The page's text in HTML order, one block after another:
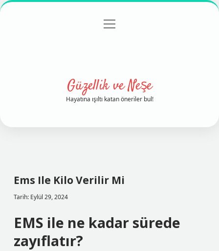
Gizlilik Politikası
menüyü
Güzellik ve Neşe
Hayatına ışıltı katan öneriler bul!
Ems Ile Kilo Verilir Mi
Tarih: Eylül 29, 2024
EMS ile ne kadar sürede
zayıflatır?